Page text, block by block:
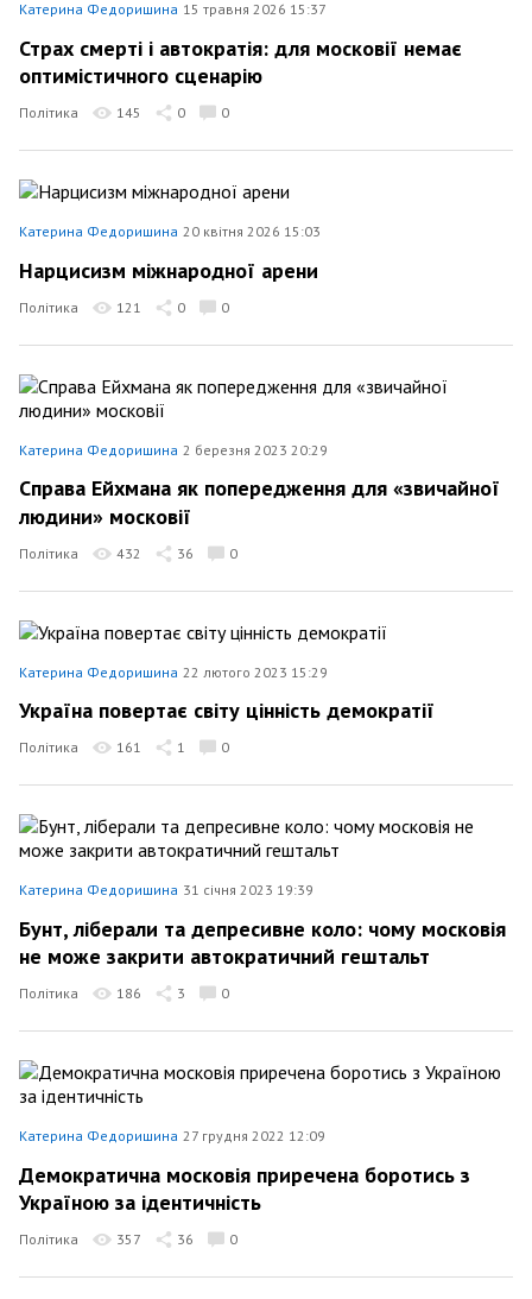
Катерина Федоришина 15 травня 2026 15:37
Страх смерті і автократія: для московії немає
оптимістичного сценарію
Політика 145 0 0
Катерина Федоришина 20 квітня 2026 15:03
Нарцисизм міжнародної арени
Політика 121 0 0
Катерина Федоришина 2 березня 2023 20:29
Справа Ейхмана як попередження для «звичайної
людини» московії
Політика 432 36 0
Катерина Федоришина 22 лютого 2023 15:29
Україна повертає світу цінність демократії
Політика 161 1 0
Катерина Федоришина 31 січня 2023 19:39
Бунт, ліберали та депресивне коло: чому московія
не може закрити автократичний гештальт
Політика 186 3 0
Катерина Федоришина 27 грудня 2022 12:09
Демократична московія приречена боротись з
Україною за ідентичність
Політика 357 36 0